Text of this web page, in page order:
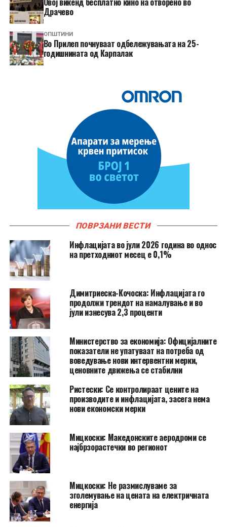
Драчево
ОПШТИНИ
Во Прилеп почнуваат одбележувањата на 25-
годишнината од Карпалак
ПОВРЗАНИ ВЕСТИ
Инфлацијата во јули 2026 година во однос
на претходниот месец е 0,1%
Димитриеска-Кочоска: Инфлацијата го
продолжи трендот на намалување и во
јули изнесува 2,3 проценти
Министерство за економија: Официјалните
показатели не упатуваат на потреба од
воведување нови интервентни мерки,
ценовните движења се стабилни
Ристески: Се контролираат цените на
производите и инфлацијата, засега нема
нови економски мерки
Мицкоски: Македонските аеродроми се
најбрзорастечки во регионот
Мицкоски: Не размислуваме за
зголемување на цената на електричната
енергија